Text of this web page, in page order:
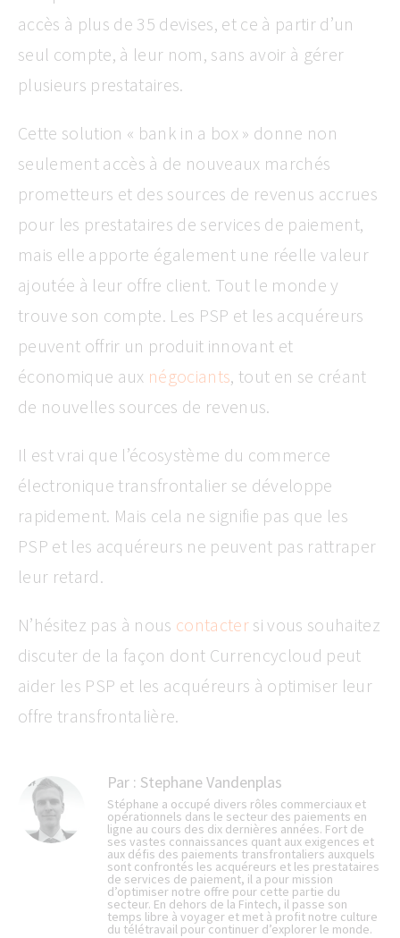
accès à plus de 35 devises, et ce à partir d’un
seul compte, à leur nom, sans avoir à gérer
plusieurs prestataires.
Cette solution « bank in a box » donne non
seulement accès à de nouveaux marchés
prometteurs et des sources de revenus accrues
pour les prestataires de services de paiement,
mais elle apporte également une réelle valeur
ajoutée à leur offre client. Tout le monde y
trouve son compte. Les PSP et les acquéreurs
peuvent offrir un produit innovant et
économique aux négociants, tout en se créant
de nouvelles sources de revenus.
Il est vrai que l’écosystème du commerce
électronique transfrontalier se développe
rapidement. Mais cela ne signifie pas que les
PSP et les acquéreurs ne peuvent pas rattraper
leur retard.
N’hésitez pas à nous contactersi vous souhaitez
discuter de la façon dont Currencycloud peut
aider les PSP et les acquéreurs à optimiser leur
offre transfrontalière.
Par : Stephane Vandenplas
Stéphane a occupé divers rôles commerciaux et
opérationnels dans le secteur des paiements en
ligne au cours des dix dernières années. Fort de
ses vastes connaissances quant aux exigences et
aux défis des paiements transfrontaliers auxquels
sont confrontés les acquéreurs et les prestataires
de services de paiement, il a pour mission
d’optimiser notre offre pour cette partie du
secteur. En dehors de la Fintech, il passe son
temps libre à voyager et met à profit notre culture
du télétravail pour continuer d’explorer le monde.